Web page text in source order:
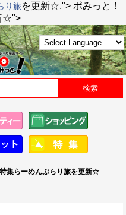
り旅を更新☆,"> ポみっと！
☆">
集らーめんぶらり旅を更新☆